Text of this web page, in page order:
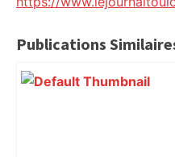
Publications